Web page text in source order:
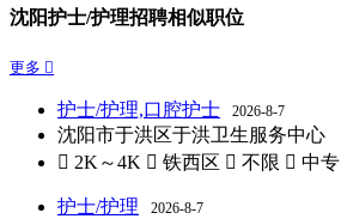
沈阳护士/护理招聘相似职位
更多 
护士/护理,口腔护士 2026-8-7
沈阳市于洪区于洪卫生服务中心
 2K～4K  铁西区  不限  中专
护士/护理 2026-8-7